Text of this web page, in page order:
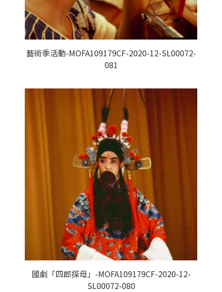
藝術季活動-MOFA109179CF-2020-12-SL00072-
081
國劇「四郎探母」-MOFA109179CF-2020-12-
SL00072-080